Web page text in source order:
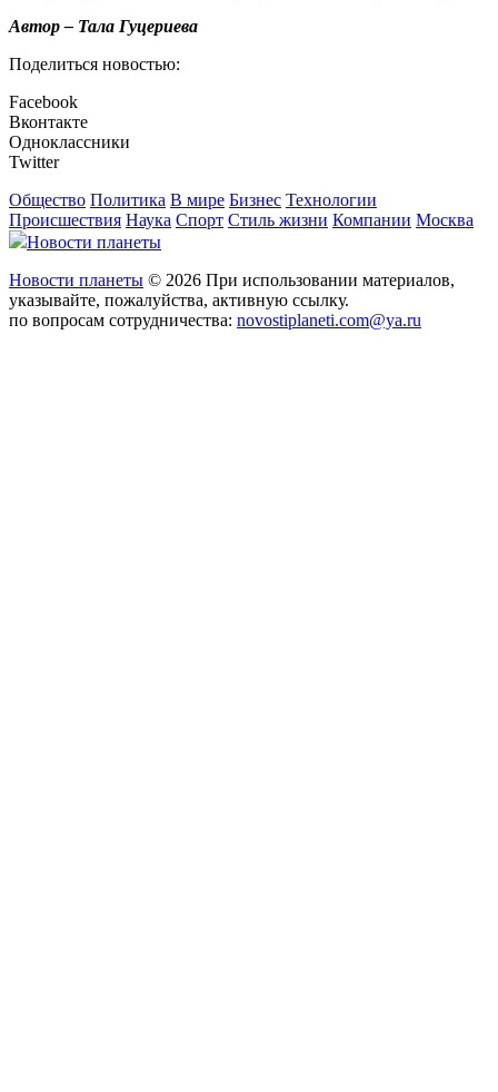
Автор – Тала Гуцериева
Поделиться новостью:
Facebook
Вконтакте
Одноклассники
Twitter
Общество Политика В мире Бизнес Технологии
Происшествия Наука Спорт Стиль жизни Компании Москва
Новости планеты
Новости планеты © 2026 При использовании материалов,
указывайте, пожалуйства, активную ссылку.
по вопросам сотрудничества: novostiplaneti.com@ya.ru